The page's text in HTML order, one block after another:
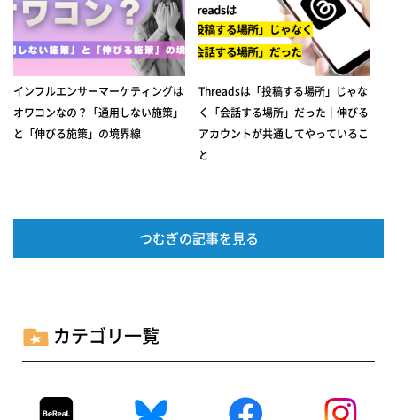
インフルエンサーマーケティングは
オワコンなの？「通用しない施策」
と「伸びる施策」の境界線
Threadsは「投稿する場所」じゃな
く「会話する場所」だった｜伸びる
アカウントが共通してやっているこ
と
つむぎの記事を見る
カテゴリ一覧